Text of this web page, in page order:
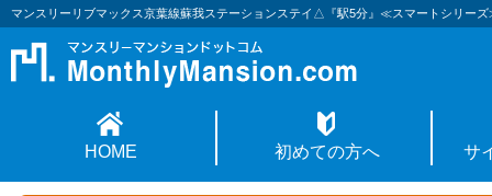
マンスリーリブマックス京葉線蘇我ステーションステイ△『駅5分』≪スマートシリー
HOME 初めての方へ サ